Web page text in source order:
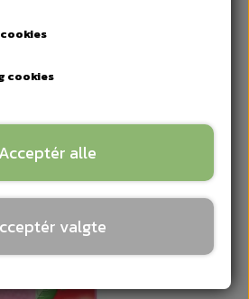
cookies
Acceptér alle
valgte